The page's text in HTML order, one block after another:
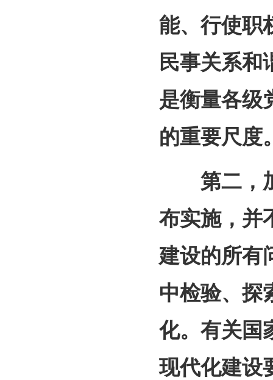
能、行使职
民事关系和
是衡量各级
的重要尺度
第二，加
布实施，并
建设的所有
中检验、探
化。有关国
现代化建设